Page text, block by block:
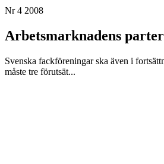
Nr 4 2008
Arbetsmarknadens
Svenska fackföreningar ska även i
måste tre förutsät...